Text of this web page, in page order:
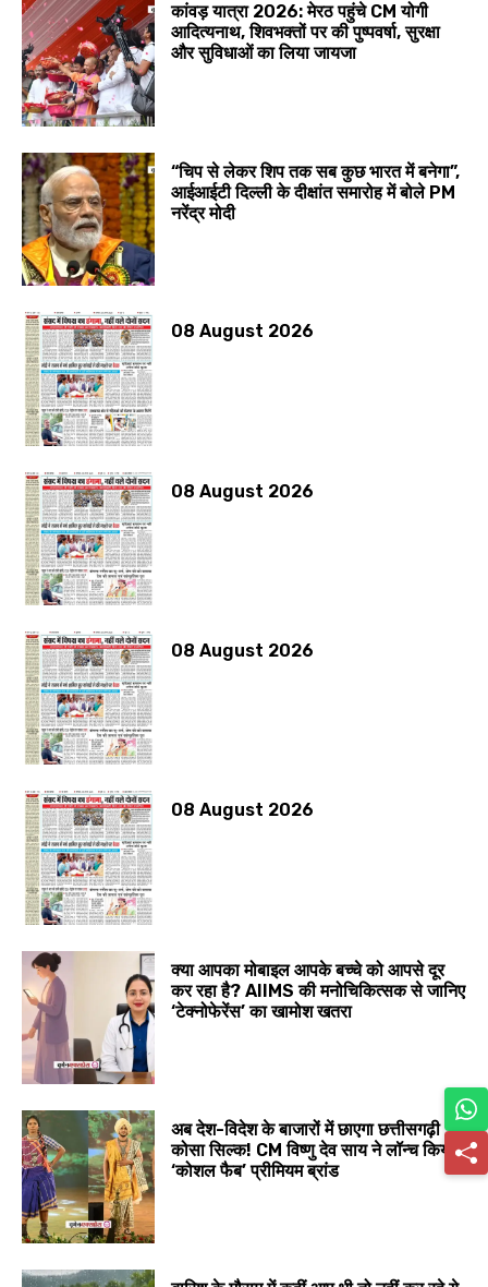
कांवड़ यात्रा 2026: मेरठ पहुंचे CM योगी
आदित्यनाथ, शिवभक्तों पर की पुष्पवर्षा, सुरक्षा
और सुविधाओं का लिया जायजा
“चिप से लेकर शिप तक सब कुछ भारत में बनेगा”,
आईआईटी दिल्ली के दीक्षांत समारोह में बोले PM
नरेंद्र मोदी
08 August 2026
08 August 2026
08 August 2026
08 August 2026
क्या आपका मोबाइल आपके बच्चे को आपसे दूर
कर रहा है? AIIMS की मनोचिकित्सक से जानिए
‘टेक्नोफेरेंस’ का खामोश खतरा
अब देश-विदेश के बाजारों में छाएगा छत्तीसगढ़ी
कोसा सिल्क! CM विष्णु देव साय ने लॉन्च किया
‘कोशल फैब’ प्रीमियम ब्रांड